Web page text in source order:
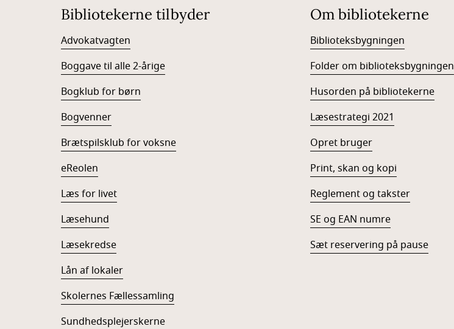
Bibliotekerne tilbyder
Advokatvagten
Boggave til alle 2-årige
Bogklub for børn
Bogvenner
Brætspilsklub for voksne
eReolen
Læs for livet
Læsehund
Læsekredse
Lån af lokaler
Skolernes Fællessamling
Sundhedsplejerskerne
Om bibliotekerne
Biblioteksbygningen
Folder om biblioteksbygningen
Husorden på bibliotekerne
Læsestrategi 2021
Opret bruger
Print, skan og kopi
Reglement og takster
SE og EAN numre
Sæt reservering på pause